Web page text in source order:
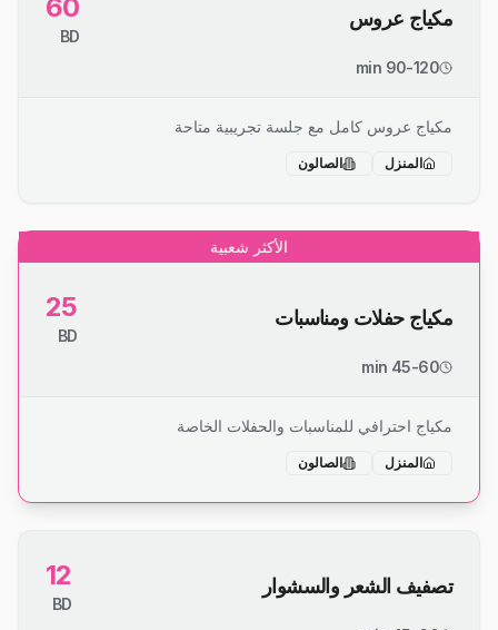
مكياج عروس 60
BD
90-120 min
مكياج عروس كامل مع جلسة تجريبية متاحة
المنزل الصالون
الأكثر شعبية
مكياج حفلات ومناسبات 25
BD
45-60 min
مكياج احترافي للمناسبات والحفلات الخاصة
المنزل الصالون
تصفيف الشعر والسشوار 12
BD